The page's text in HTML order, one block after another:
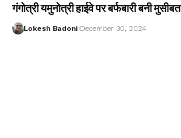
गंगोत्री यमुनोत्री हाईवे पर बर्फबारी बनी मुसीबत
Lokesh Badoni December 30, 2024